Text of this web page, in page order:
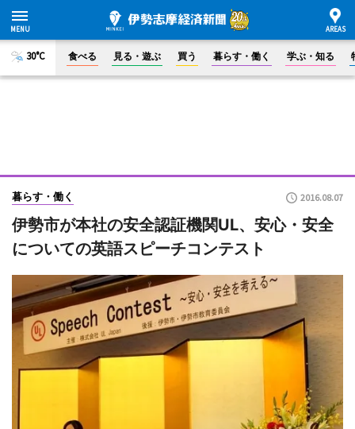
30°C 食べる 見る・遊ぶ 買う 暮らす・働く 学ぶ・知る
暮らす・働く 2016.08.07
伊勢市が本社の安全認証機関UL、安心・安全
についての英語スピーチコンテスト